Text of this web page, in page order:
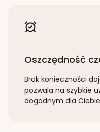
Oszczędność
Brak konieczności
pozwala na szybkie
dogodnym dla